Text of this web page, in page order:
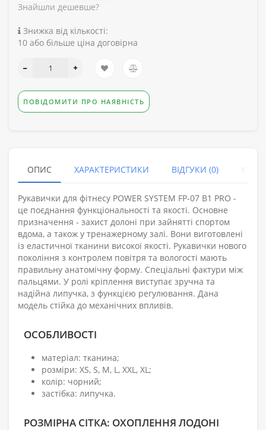
Знайшли дешевше?
Знижка від кількості:
10 або більше ціна договірна
ПОВІДОМИТИ ПРО НАЯВНІСТЬ
ОПИС ХАРАКТЕРИСТИКИ ВІДГУКИ (0)
Рукавички для фітнесу POWER SYSTEM FP-07 B1 PRO -
це поєднання функціональності та якості. Основне
призначення - захист долоні при зайнятті спортом
вдома, а також у тренажерному залі. Вони виготовлені
із еластичної тканини високої якості. Рукавички нового
покоління з контролем повітря та вологості мають
правильну анатомічну форму. Спеціальні фактури між
пальцями. У ролі кріплення виступає зручна та
надійна липучка, з функцією регулювання. Дана
модель стійка до механічних впливів.
ОСОБЛИВОСТІ
матеріал: тканина;
розміри: XS, S, M, L, XXL, XL;
колір: чорний;
застібка: липучка.
РОЗМІРНА СІТКА: ОХОПЛЕННЯ ЛОДОНІ